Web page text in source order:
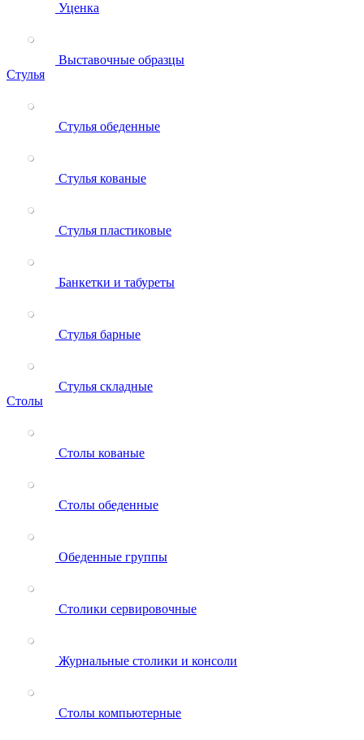
Уценка
Выставочные образцы
Стулья
Стулья обеденные
Стулья кованые
Стулья пластиковые
Банкетки и табуреты
Стулья барные
Стулья складные
Столы
Столы кованые
Столы обеденные
Обеденные группы
Столики сервировочные
Журнальные столики и консоли
Столы компьютерные